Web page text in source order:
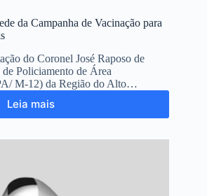
da Campanha de Vacinação para
do Coronel José Raposo de
Policiamento de Área
M-12) da Região do Alto…
Leia mais